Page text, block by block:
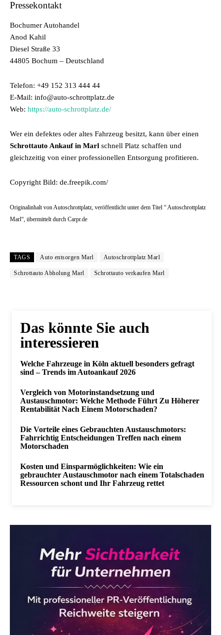
Pressekontakt
Bochumer Autohandel
Anod Kahil
Diesel Straße 33
44805 Bochum – Deutschland
Telefon: +49 152 313 444 44
E-Mail: info@auto-schrottplatz.de
Web: https://auto-schrottplatz.de/
Wer ein defektes oder altes Fahrzeug besitzt, kann über einen
Schrottauto Ankauf in Marl schnell Platz schaffen und
gleichzeitig von einer professionellen Entsorgung profitieren.
Copyright Bild: de.freepik.com/
Originalinhalt von Autoschrottplatz, veröffentlicht unter dem Titel “ Autoschrottplatz
Marl“, übermittelt durch Carpr.de
TAGS Auto entsorgen Marl Autoschrottplatz Marl
Schrottauto Abholung Marl Schrottauto verkaufen Marl
Das könnte Sie auch
interessieren
Welche Fahrzeuge in Köln aktuell besonders gefragt
sind – Trends im Autoankauf 2026
Vergleich von Motorinstandsetzung und
Austauschmotor: Welche Methode Führt Zu Höherer
Rentabilität Nach Einem Motorschaden?
Die Vorteile eines Gebrauchten Austauschmotors:
Fahrrichtig Entscheidungen Treffen nach einem
Motorschaden
Kosten und Einsparmöglichkeiten: Wie ein
gebrauchter Austauschmotor nach einem Totalschaden
Ressourcen schont und Ihr Fahrzeug rettet